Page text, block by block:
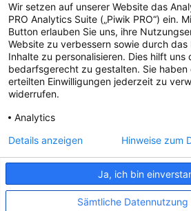
PRESSEINFOS
Fotos & Media
Digitale Pressemappen
Patientenaktionen
DKMS SPENDENKONTO
DKMS Donor Center gGmbH
IBAN: DE64641500200000255556
BIC: SOLADES1TUB
Wir setzen auf unserer Website das
PRO Analytics Suite („Piwik PRO“) ein.
Button erlauben Sie uns, ihre
Website zu verbessern sowie durch
Inhalte zu personalisieren. Dies hilft uns
bedarfsgerecht zu gestalten. Sie
erteilten Einwilligungen jederzeit zu
widerrufen.
Analytics
Ja, ich bin
Sämtliche Datennutzung
Details anzeigen Hinweise zum